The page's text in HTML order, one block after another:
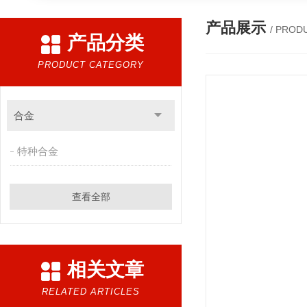
产品分类
PRODUCT CATEGORY
合金
特种合金
查看全部
相关文章
RELATED ARTICLES
产品展示 /